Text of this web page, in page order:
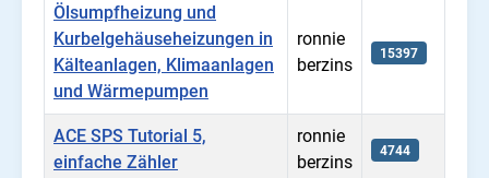
Ölsumpfheizung und
Kurbelgehäuseheizungen in
Kälteanlagen, Klimaanlagen
und Wärmepumpen
ronnie
berzins
15397
ACE SPS Tutorial 5,
einfache Zähler
ronnie
berzins
4744